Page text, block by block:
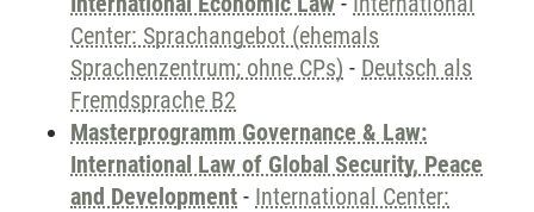
Center: Sprachangebot (ehemals
Sprachenzentrum; ohne CPs) - Deutsch als
Fremdsprache B2
Masterprogramm Governance & Law:
International Law of Global Security, Peace
and Development - International Center: